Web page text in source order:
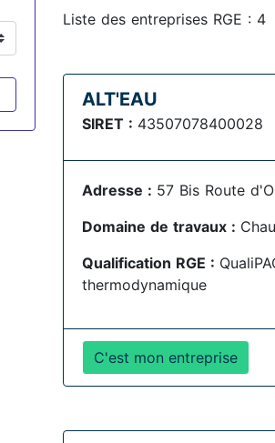
Liste des entreprises RGE : 4
ALT'EAU
SIRET : 43507078400028
Adresse : 57 Bis Route
Domaine de travaux :
Qualification RGE :
thermodynamique
C'est mon entreprise